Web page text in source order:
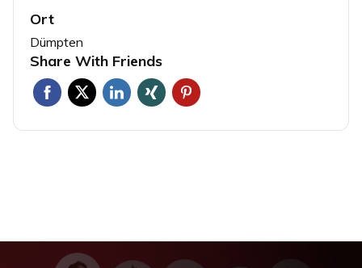
Ort
Dümpten
Share With Friends